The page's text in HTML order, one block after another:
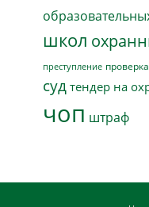
школ
преступление проверка
суд тендер на
чоп штраф